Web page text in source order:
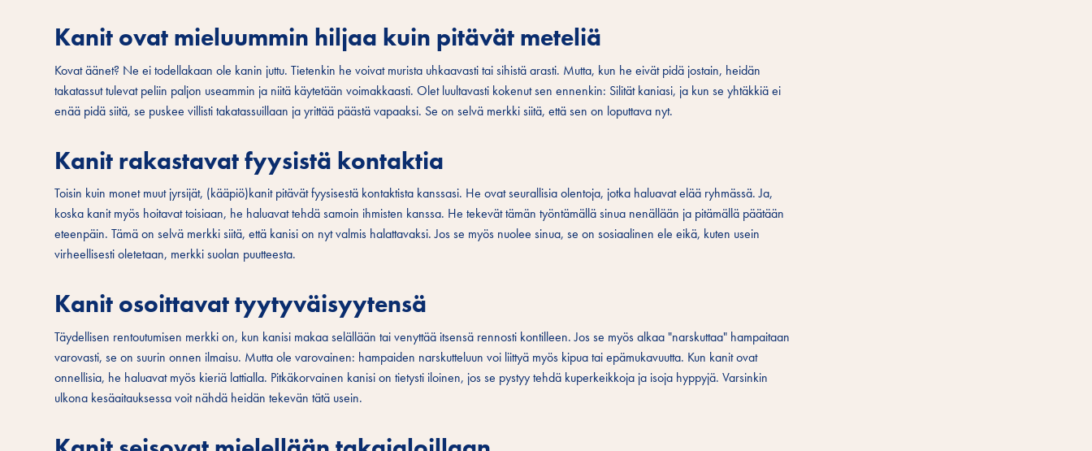
Kanit ovat mieluummin hiljaa kuin pitävät meteliä
Kovat äänet? Ne ei todellakaan ole kanin juttu. Tietenkin he voivat murista uhkaavasti tai sihistä arasti. Mutta, kun he eivät pidä jostain, heidän
takatassut tulevat peliin paljon useammin ja niitä käytetään voimakkaasti. Olet luultavasti kokenut sen ennenkin: Silität kaniasi, ja kun se yhtäkkiä ei
enää pidä siitä, se puskee villisti takatassuillaan ja yrittää päästä vapaaksi. Se on selvä merkki siitä, että sen on loputtava nyt.
Kanit rakastavat fyysistä kontaktia
Toisin kuin monet muut jyrsijät, (kääpiö)kanit pitävät fyysisestä kontaktista kanssasi. He ovat seurallisia olentoja, jotka haluavat elää ryhmässä. Ja,
koska kanit myös hoitavat toisiaan, he haluavat tehdä samoin ihmisten kanssa. He tekevät tämän työntämällä sinua nenällään ja pitämällä päätään
eteenpäin. Tämä on selvä merkki siitä, että kanisi on nyt valmis halattavaksi. Jos se myös nuolee sinua, se on sosiaalinen ele eikä, kuten usein
virheellisesti oletetaan, merkki suolan puutteesta.
Kanit osoittavat tyytyväisyytensä
Täydellisen rentoutumisen merkki on, kun kanisi makaa selällään tai venyttää itsensä rennosti kontilleen. Jos se myös alkaa "narskuttaa" hampaitaan
varovasti, se on suurin onnen ilmaisu. Mutta ole varovainen: hampaiden narskutteluun voi liittyä myös kipua tai epämukavuutta. Kun kanit ovat
onnellisia, he haluavat myös kieriä lattialla. Pitkäkorvainen kanisi on tietysti iloinen, jos se pystyy tehdä kuperkeikkoja ja isoja hyppyjä. Varsinkin
ulkona kesäaitauksessa voit nähdä heidän tekevän tätä usein.